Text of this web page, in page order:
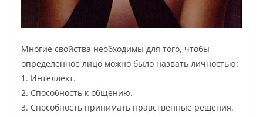
Многие свойства необходимы для того, чтобы
определенное лицо можно было назвать личностью:
1. Интеллект.
2. Способность к общению.
3. Способность принимать нравственные решения.